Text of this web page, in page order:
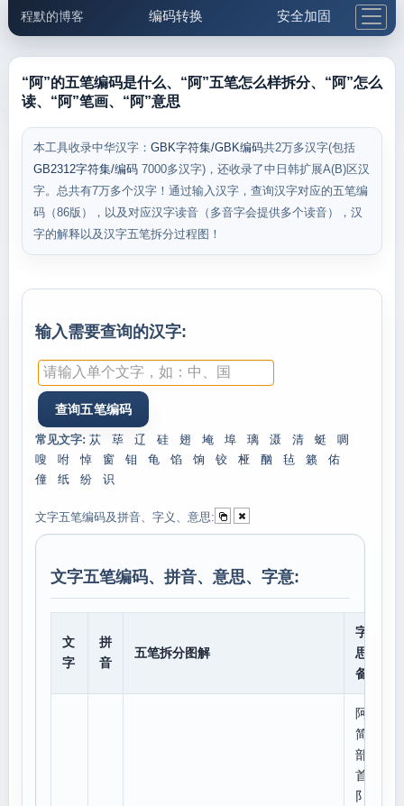
程默的博客 编码转换 安全加固
邮件工具 生活便民 更多工具
5.1支付宝大红包
“阿”的五笔编码是什么、“阿”五笔怎么样拆分、“阿”怎么
读、“阿”笔画、“阿”意思
本工具收录中华汉字： GBK字符集/GBK编码共2万多汉字(包括
GB2312字符集/编码 7000多汉字)，还收录了中日韩扩展A(B)区汉
字。总共有7万多个汉字！通过输入汉字，查询汉字对应的五笔编
码（86版），以及对应汉字读音（多音字会提供多个读音），汉
字的解释以及汉字五笔拆分过程图！
输入需要查询的汉字:
常见文字: 苁 荜 辽 硅 翅 埯 埠 璃 滠 清 蜓
啁
嗖
咐 悼 窗 钼 龟 馅 饷 铰 桠 酗 毡 籁
佑
僮
纸 纷 识
文字五笔编码及拼音、字义、意思:
文字五笔编码、拼音、意思、字意:
文
字
拼
音
五笔拆分图解
字意
思、
备注
阿
简体
部
首:
阝,